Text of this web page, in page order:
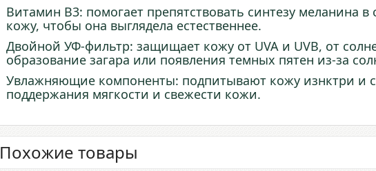
Витамин B3: помогает препятствовать синтезу меланина в
кожу, чтобы она выглядела естественнее.
Двойной УФ-фильтр: защищает кожу от UVA и UVB, от
образование загара или появления темных пятен из-за
Увлажняющие компоненты: подпитывают кожу изнктри и
поддержания мягкости и свежести кожи.
Похожие товары